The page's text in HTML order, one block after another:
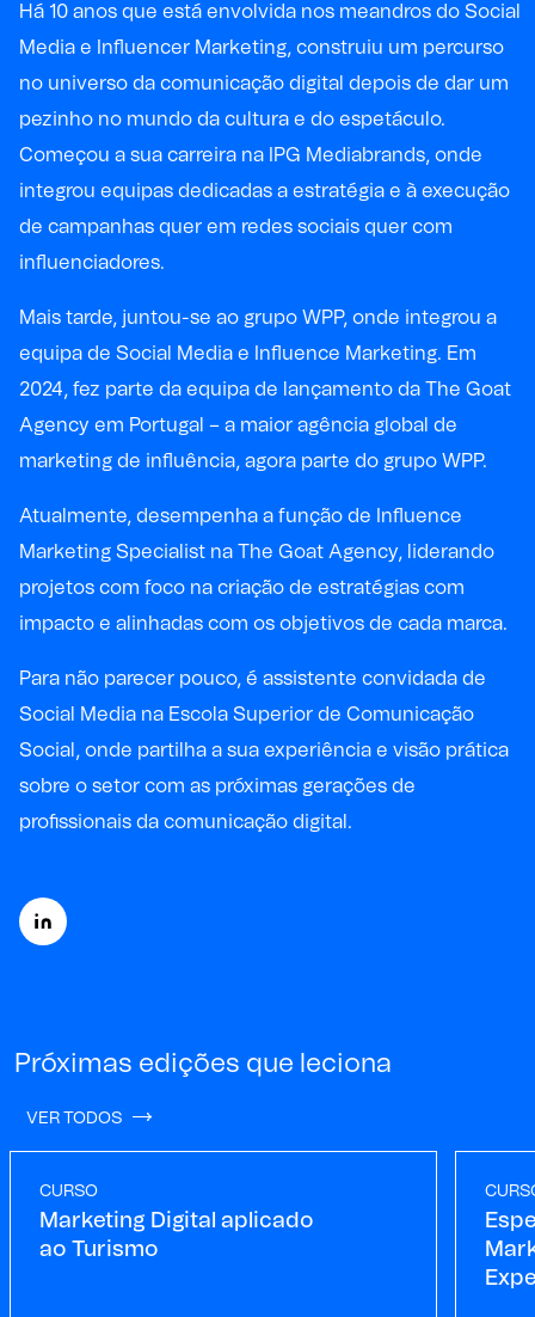
Há 10 anos que está envolvida nos meandros do Social
Media e Influencer Marketing, construiu um percurso
no universo da comunicação digital depois de dar um
pezinho no mundo da cultura e do espetáculo.
Começou a sua carreira na IPG Mediabrands, onde
integrou equipas dedicadas a estratégia e à execução
de campanhas quer em redes sociais quer com
influenciadores.
Mais tarde, juntou-se ao grupo WPP, onde integrou a
equipa de Social Media e Influence Marketing. Em
2024, fez parte da equipa de lançamento da The Goat
Agency em Portugal – a maior agência global de
marketing de influência, agora parte do grupo WPP.
Atualmente, desempenha a função de Influence
Marketing Specialist na The Goat Agency, liderando
projetos com foco na criação de estratégias com
impacto e alinhadas com os objetivos de cada marca.
Para não parecer pouco, é assistente convidada de
Social Media na Escola Superior de Comunicação
Social, onde partilha a sua experiência e visão prática
sobre o setor com as próximas gerações de
profissionais da comunicação digital.
Próximas edições que leciona
VER TODOS
CURSO
Marketing Digital aplicado
ao Turismo